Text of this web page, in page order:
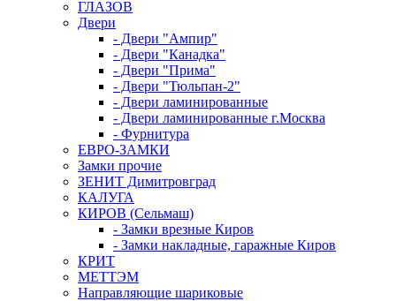
ГЛАЗОВ
Двери
- Двери "Ампир"
- Двери "Канадка"
- Двери "Прима"
- Двери "Тюльпан-2"
- Двери ламинированные
- Двери ламинированные г.Москва
- Фурнитура
ЕВРО-ЗАМКИ
Замки прочие
ЗЕНИТ Димитровград
КАЛУГА
КИРОВ (Сельмаш)
- Замки врезные Киров
- Замки накладные, гаражные Киров
КРИТ
МЕТТЭМ
Направляющие шариковые